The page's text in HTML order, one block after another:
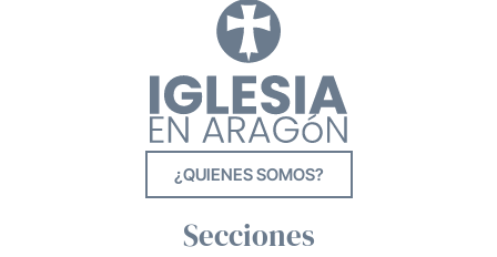
¿QUIENES SOMOS?
Secciones